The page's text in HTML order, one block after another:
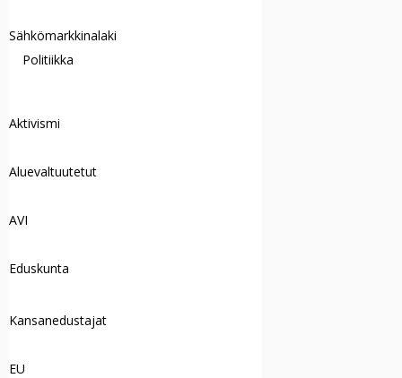
Sähkömarkkinalaki
Politiikka
Aktivismi
Aluevaltuutetut
AVI
Eduskunta
Kansanedustajat
EU